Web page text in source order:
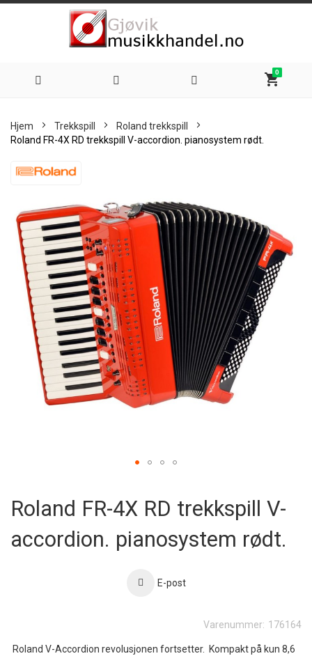
shopping_cart
0
innhold
Hjem Trekkspill
Roland trekkspill
Roland FR-4X RD trekkspill V-accordion. pianosystem rødt.
Skip
end
of
the
images
gallery
the
of
the
Roland FR-4X RD trekkspill V-
accordion. pianosystem rødt.
E-post
Varenummer: 176164
Roland V-Accordion revolusjonen fortsetter. Kompakt på kun 8,6